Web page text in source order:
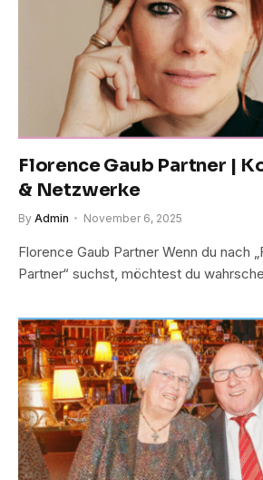
Florence Gaub Partner |
& Netzwerke
By Admin November 6, 2025
Florence Gaub Partner Wenn du nach
Partner“ suchst, möchtest du